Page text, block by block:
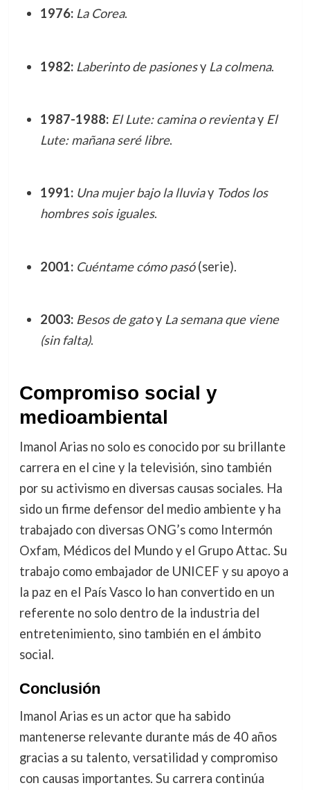
1976: La Corea.
1982: Laberinto de pasionesy La colmena.
1987-1988: El Lute: camina o revientay El
Lute: mañana seré libre.
1991: Una mujer bajo la lluviay Todos los
hombres sois iguales.
2001: Cuéntame cómo pasó(serie).
2003: Besos de gatoy La semana que viene
(sin falta).
Compromiso social y
medioambiental
Imanol Arias no solo es conocido por su brillante
carrera en el cine y la televisión, sino también
por su activismo en diversas causas sociales. Ha
sido un firme defensor del medio ambiente y ha
trabajado con diversas ONG’s como Intermón
Oxfam, Médicos del Mundo y el Grupo Attac. Su
trabajo como embajador de UNICEF y su apoyo a
la paz en el País Vasco lo han convertido en un
referente no solo dentro de la industria del
entretenimiento, sino también en el ámbito
social.
Conclusión
Imanol Arias es un actor que ha sabido
mantenerse relevante durante más de 40 años
gracias a su talento, versatilidad y compromiso
con causas importantes. Su carrera continúa